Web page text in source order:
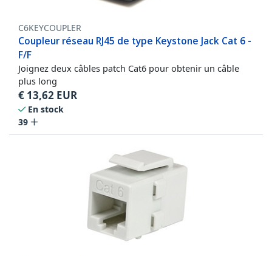
C6KEYCOUPLER
Coupleur réseau RJ45 de type Keystone Jack Cat 6 -
F/F
Joignez deux câbles patch Cat6 pour obtenir un câble
plus long
€ 13,62 EUR
En stock
39